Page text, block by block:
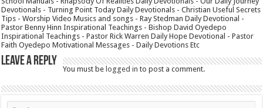
Devotionals - Turning Point Today Daily Devotionals - Christian Useful Secrets
Tips - Worship Video Musics and songs - Ray Stedman Daily Devotional -
Pastor Benny Hinn Inspirational Teachings - Bishop David Oyedepo
Inspirational Teachings - Pastor Rick Warren Daily Hope Devotional - Pastor
Faith Oyedepo Motivational Messages - Daily Devotions Etc
Leave a Reply
You must belogged in to post a comment.